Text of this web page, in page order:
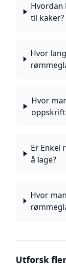
Hvordan
til kaker?
Hvor
Hvor
Er Enkel
å lage?
Hvor
Utforsk